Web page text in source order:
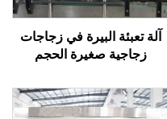
آلة تعبئة البيرة في زجاجات
زجاجية صغيرة الحجم